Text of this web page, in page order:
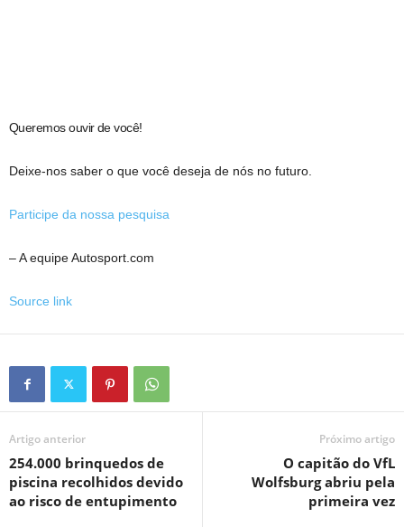
Queremos ouvir de você!
Deixe-nos saber o que você deseja de nós no futuro.
Participe da nossa pesquisa
– A equipe Autosport.com
Source link
Artigo anterior
254.000 brinquedos de
piscina recolhidos devido
ao risco de entupimento
Próximo artigo
O capitão do VfL
Wolfsburg abriu pela
primeira vez